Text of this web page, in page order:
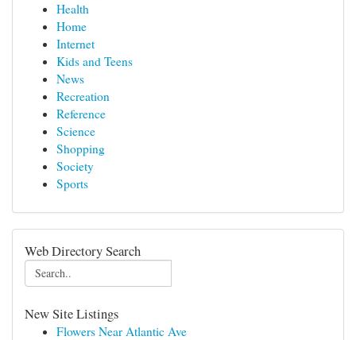
Health
Home
Internet
Kids and Teens
News
Recreation
Reference
Science
Shopping
Society
Sports
Web Directory Search
New Site Listings
Flowers Near Atlantic Ave